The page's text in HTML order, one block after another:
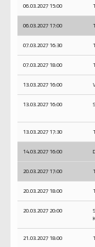
06.03.2027 15:00
06.03.2027 17:00
07.03.2027 16:30
07.03.2027 18:00
13.03.2027 16:00
13.03.2027 16:00
13.03.2027 17:30
14.03.2027 16:00
20.03.2027 17:00
20.03.2027 18:00
20.03.2027 20:00
21.03.2027 18:00